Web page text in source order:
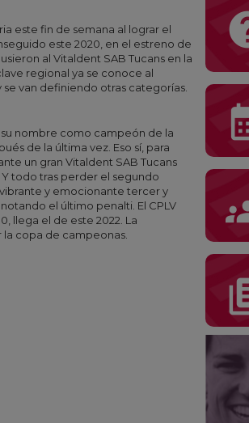
este fin de semana al lograr el
este 2020, en el estreno de
al Vitaldent SAB Tucans en la
regional ya se conoce al
van definiendo otras categorías.
su nombre como campeón de la
de la última vez. Eso sí, para
un gran Vitaldent SAB Tucans
todo tras perder el segundo
y emocionante tercer y
el último penalti. El CPLV
llega el de este 2022. La
copa de campeonas.